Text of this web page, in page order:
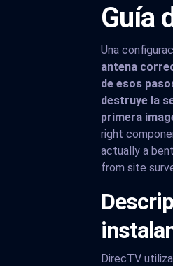
Guía
Una
antena
de esos
destruye la
primera
right
actually a
from site
DirecTV